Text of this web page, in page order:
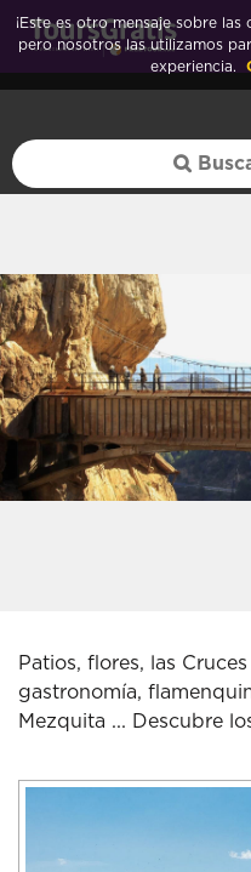
Córdoba">
Córdoba
Patios, flores, las
gastronomía,
Mezquita ... Descubre
¡Este es otro mensaje sobre
pero nosotros las utilizamos
experiencia.